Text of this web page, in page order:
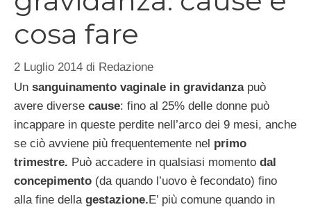
cosa fare
2 Luglio 2014 di Redazione
Un sanguinamento vaginale in gravidanzapuò
avere diverse cause: fino al 25% delle donne può
incappare in queste perdite nell’arco dei 9 mesi, anche
se ciò avviene più frequentemente nel primo
trimestre. Può accadere in qualsiasi momento dal
concepimento (da quando l’uovo è fecondato) fino
alla fine della gestazione.E’ più comune quando in